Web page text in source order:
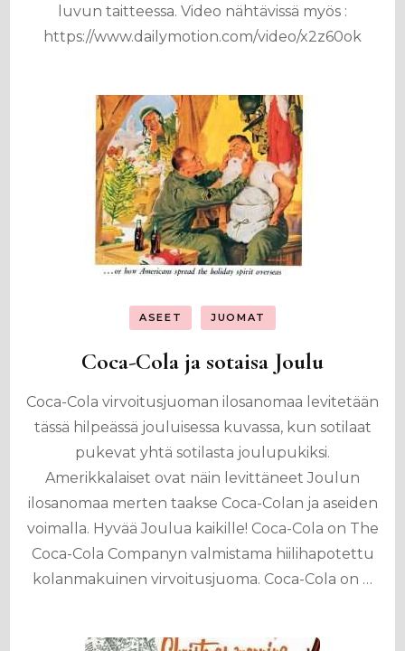
luvun taitteessa. Video nähtävissä myös :
https://www.dailymotion.com/video/x2z60ok
ASEET JUOMAT
Coca-Cola ja sotaisa Joulu
Coca-Cola virvoitusjuoman ilosanomaa levitetään
tässä hilpeässä jouluisessa kuvassa, kun sotilaat
pukevat yhtä sotilasta joulupukiksi.
Amerikkalaiset ovat näin levittäneet Joulun
ilosanomaa merten taakse Coca-Colan ja aseiden
voimalla. Hyvää Joulua kaikille! Coca-Cola on The
Coca-Cola Companyn valmistama hiilihapotettu
kolanmakuinen virvoitusjuoma. Coca-Cola on …